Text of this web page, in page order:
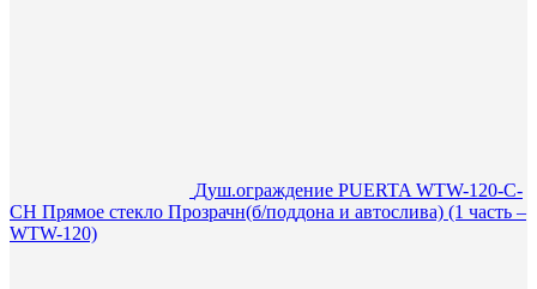
Душ.ограждение PUERTA WTW-120-С-
СH Прямое стекло Прозрачн(б/поддона и автослива) (1 часть –
WTW-120)